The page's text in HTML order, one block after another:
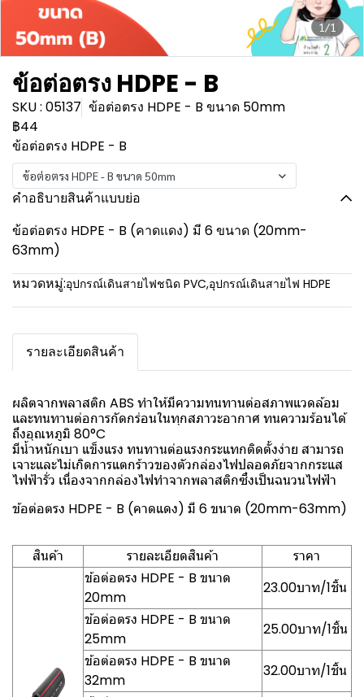
1/1
ข้อต่อตรง HDPE - B
SKU : 05137 ข้อต่อตรง HDPE - B ขนาด 50mm
฿44
ข้อต่อตรง HDPE - B
ข้อต่อตรง HDPE - B ขนาด 50mm
คำอธิบายสินค้าแบบย่อ
ข้อต่อตรง HDPE - B (คาดแดง) มี 6 ขนาด (20mm-
63mm)
หมวดหมู่:อุปกรณ์เดินสายไฟชนิด PVC,อุปกรณ์เดินสายไฟ HDPE
รายละเอียดสินค้า
ผลิตจากพลาสติก ABS ทำให้มีความทนทานต่อสภาพแวดล้อม
และทนทานต่อการกัดกร่อนในทุกสภาวะอากาศ ทนความร้อนได้
ถึงอุณหภูมิ 80°C
มีน้ำหนักเบา แข็งแรง ทนทานต่อแรงกระแทกติดตั้งง่าย สามารถ
เจาะและไม่เกิดการแตกร้าวของตัวกล่องไฟปลอดภัยจากกระแส
ไฟฟ้ารั่ว เนื่องจากกล่องไฟทำจากพลาสติกซึ่งเป็นฉนวนไฟฟ้า
ข้อต่อตรง HDPE - B (คาดแดง) มี 6 ขนาด (20mm-63mm)
สินค้า รายละเอียดสินค้า
ราคา
ข้อต่อตรง HDPE - B ขนาด
20mm
23.00บาท/1ชิ้น
ข้อต่อตรง HDPE - B ขนาด
25mm
25.00บาท/1ชิ้น
ข้อต่อตรง HDPE - B ขนาด
32mm
32.00บาท/1ชิ้น